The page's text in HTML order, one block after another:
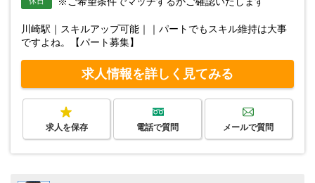
川崎駅｜スキルアップ可能｜｜パートでもスキル維持は大事
ですよね。【パート募集】
求人情報を詳しく見てみる
求人を保存 電話で質問 メールで質問